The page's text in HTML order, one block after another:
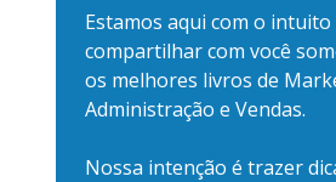
Estamos aqui com o intuito
compartilhar com você
os melhores livros de
Administração e Vendas.
Nossa intenção é trazer